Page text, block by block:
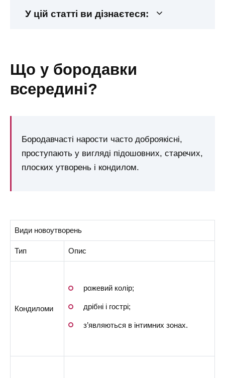
У цій статті ви дізнаєтеся:
що у бородавки
всередині?
Бородавчасті нарости часто доброякісні,
проступають у вигляді підошовних, старечих,
плоских утворень і кондилом.
Види новоутворень
Тип Опис
Кондиломи
рожевий колір;
дрібні і гострі;
з’являються в інтимних зонах.